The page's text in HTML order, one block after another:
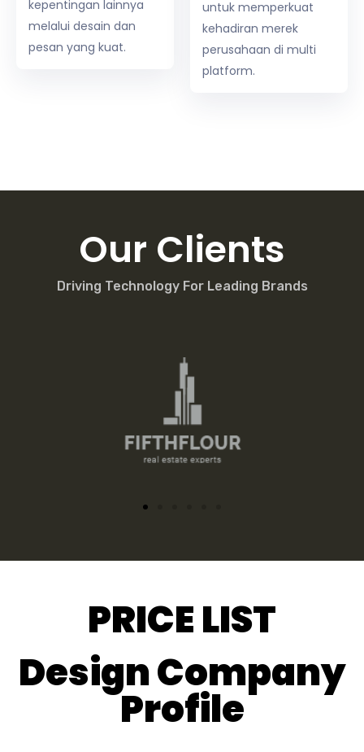
kepentingan lainnya
melalui desain dan
pesan yang kuat.
untuk memperkuat
kehadiran merek
perusahaan di multi
platform.
Our Clients
Driving Technology For Leading Brands
PRICE LIST
Design Company
Profile